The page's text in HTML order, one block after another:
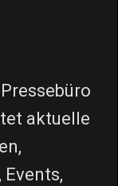
aktuelle